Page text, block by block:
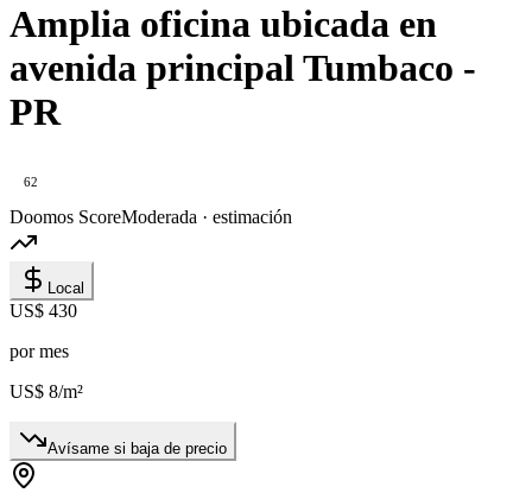
Amplia oficina ubicada en
avenida principal Tumbaco -
PR
62
Doomos ScoreModerada · estimación
Local
US$ 430
por mes
US$ 8/m²
Avísame si baja de precio